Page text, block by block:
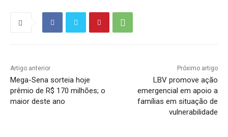
Artigo anterior
Mega-Sena sorteia hoje
prêmio de R$ 170 milhões; o
maior deste ano
Próximo artigo
LBV promove ação
emergencial em apoio a
famílias em situação de
vulnerabilidade